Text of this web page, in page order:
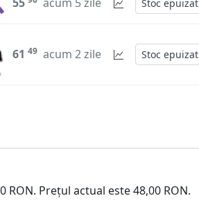
Stoc epuizat
61 49 acum 2 zile Stoc epuizat
Prețul actual este 48,00 RON.